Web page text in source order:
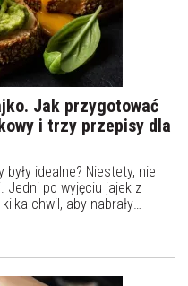
Jak przygotować
i trzy przepisy dla
idealne? Niestety, nie
Jedni po wyjęciu jajek z
chwil, aby nabrały
jajka przed włożeniem do
aby była perfekcyjna,